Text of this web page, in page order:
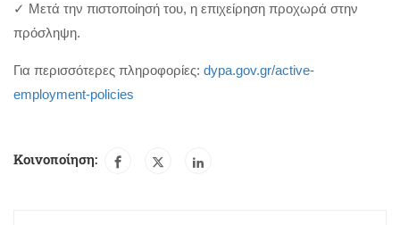
✓ Μετά την πιστοποίησή του, η επιχείρηση προχωρά στην
πρόσληψη.
Για περισσότερες πληροφορίες: dypa.gov.gr/active-
employment-policies
Κοινοποίηση: